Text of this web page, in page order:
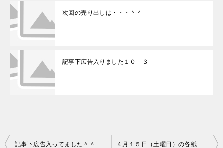
次回の売り出しは・・・＾＾
記事下広告入りました１０－３
記事下広告入ってました＾＾；４－１ ４月１５日（土曜日）の各紙朝刊にチラシを折り込みます！